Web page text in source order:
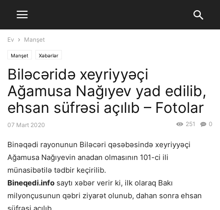
Ev Manşet
Manşet Xəbərlər
Biləcəridə xeyriyyəçi
Ağamusa Nağıyev yad edilib,
ehsan süfrəsi açılıb – Fotolar
07 Mart 2020 0
251
Binəqədi rayonunun Biləcəri qəsəbəsində xeyriyyəçi
Ağamusa Nağıyevin anadan olmasının 101-ci ili
münasibətilə tədbir keçirilib.
Bineqedi.info saytı xəbər verir ki, ilk olaraq Bakı
milyonçusunun qəbri ziyarət olunub, dahan sonra ehsan